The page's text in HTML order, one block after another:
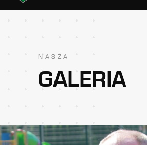
NASZA
GALERIA